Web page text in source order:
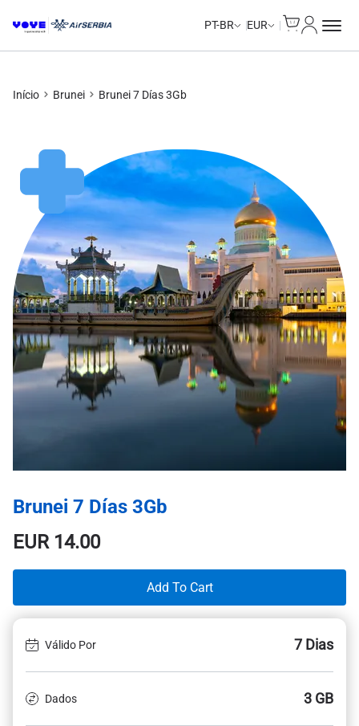
PT-BR EUR
Início Brunei Brunei 7 Días 3Gb
Brunei 7 Días 3Gb
EUR14.00
Add To Cart
Válido Por 7 Dias
Dados 3 GB